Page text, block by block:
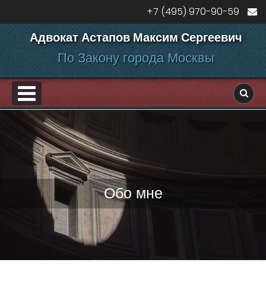
+7 (495) 970-90-59
Адвокат Астапов Максим Сергеевич
По Закону города Москвы
Обо мне